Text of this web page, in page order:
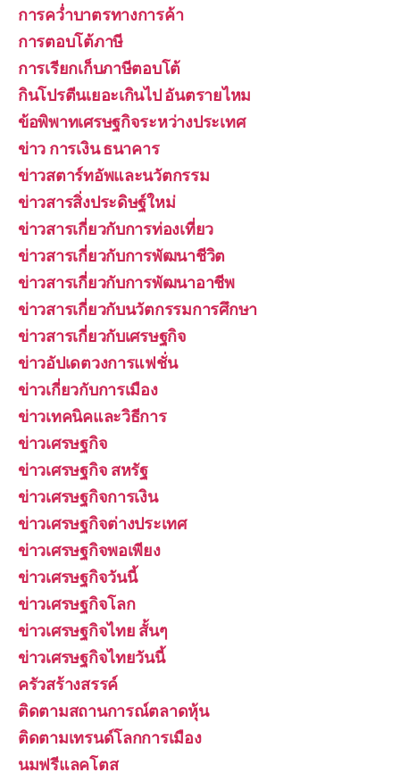
การคว่ำบาตรทางการค้า
การตอบโต้ภาษี
การเรียกเก็บภาษีตอบโต้
กินโปรตีนเยอะเกินไป อันตรายไหม
ข้อพิพาทเศรษฐกิจระหว่างประเทศ
ข่าว การเงิน ธนาคาร
ข่าวสตาร์ทอัพและนวัตกรรม
ข่าวสารสิ่งประดิษฐ์ใหม่
ข่าวสารเกี่ยวกับการท่องเที่ยว
ข่าวสารเกี่ยวกับการพัฒนาชีวิต
ข่าวสารเกี่ยวกับการพัฒนาอาชีพ
ข่าวสารเกี่ยวกับนวัตกรรมการศึกษา
ข่าวสารเกี่ยวกับเศรษฐกิจ
ข่าวอัปเดตวงการแฟชั่น
ข่าวเกี่ยวกับการเมือง
ข่าวเทคนิคและวิธีการ
ข่าวเศรษฐกิจ
ข่าวเศรษฐกิจ สหรัฐ
ข่าวเศรษฐกิจการเงิน
ข่าวเศรษฐกิจต่างประเทศ
ข่าวเศรษฐกิจพอเพียง
ข่าวเศรษฐกิจวันนี้
ข่าวเศรษฐกิจโลก
ข่าวเศรษฐกิจไทย สั้นๆ
ข่าวเศรษฐกิจไทยวันนี้
ครัวสร้างสรรค์
ติดตามสถานการณ์ตลาดหุ้น
ติดตามเทรนด์โลกการเมือง
นมฟรีแลคโตส